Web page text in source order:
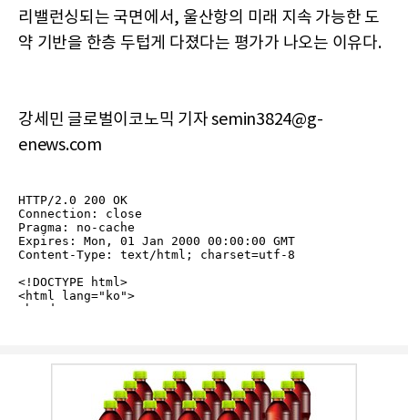
리밸런싱되는 국면에서, 울산항의 미래 지속 가능한 도
약 기반을 한층 두텁게 다졌다는 평가가 나오는 이유다.
강세민 글로벌이코노믹 기자 semin3824@g-
enews.com